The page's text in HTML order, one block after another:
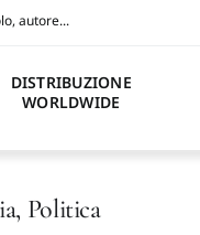
DISTRIBUZIONE
WORLDWIDE
Politica